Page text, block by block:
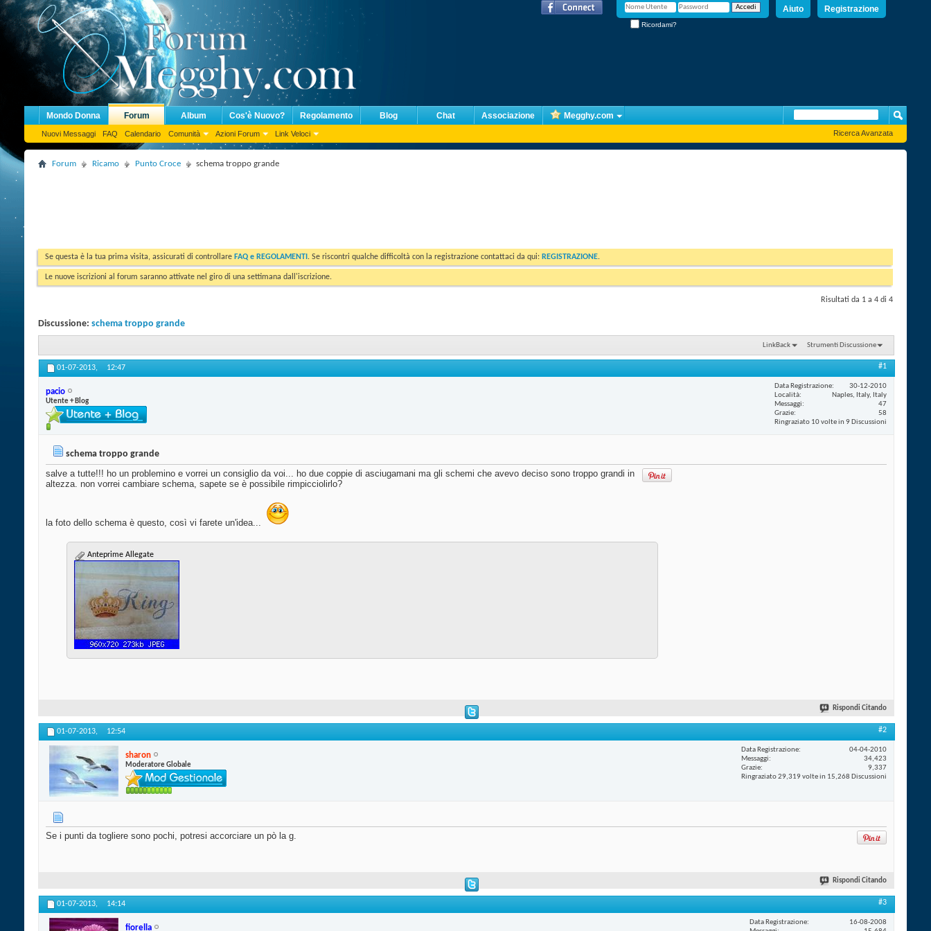
Registrazione
Aiuto
Ricordami?
Mondo Donna Forum
Nuovi Messaggi FAQ Calendario Comunità Azioni Forum Link Veloci
Album Cos'è Nuovo? Regolamento Blog Chat Associazione Megghy.com
Ricerca Avanzata
Forum Ricamo Punto Croce schema troppo grande
Se questa è la tua prima visita, assicurati di controllare FAQ e REGOLAMENTI . Se riscontri qualche difficoltà con la registrazione contattaci da qui: REGISTRAZIONE.
Le nuove iscrizioni al forum saranno attivate nel giro di una settimana dall'iscrizione.
Risultati da 1 a 4 di 4
Discussione: schema troppo grande
LinkBack Strumenti Discussione
01-07-2013, 12:47 #1
pacio
Utente + Blog
Data Registrazione
30-12-2010
Località
Naples, Italy, Italy
Messaggi
47
Grazie
58
Ringraziato 10 volte in 9 Discussioni
schema troppo grande
salve a tutte!!! ho un problemino e vorrei un consiglio da voi... ho due coppie di asciugamani ma gli schemi che avevo deciso sono troppo grandi in
altezza. non vorrei cambiare schema, sapete se è possibile rimpicciolirlo?
la foto dello schema è questo, così vi farete un'idea...
Anteprime Allegate
Rispondi Citando
01-07-2013, 12:54 #2
sharon
Moderatore Globale
Data Registrazione
04-04-2010
Messaggi
34,423
Grazie
9,337
Ringraziato 29,319 volte in 15,268 Discussioni
Se i punti da togliere sono pochi, potresi accorciare un pò la g.
Rispondi Citando
01-07-2013, 14:14 #3
fiorella
Data Registrazione
16-08-2008